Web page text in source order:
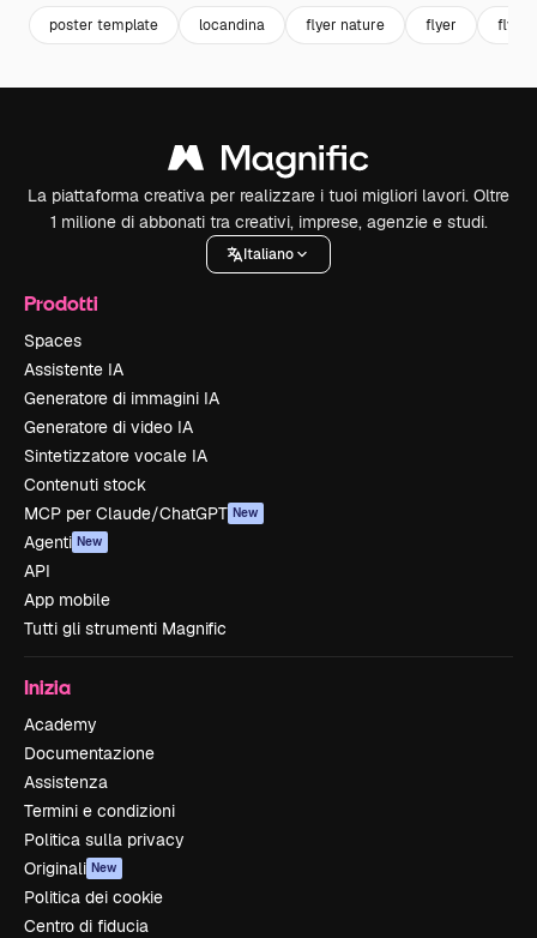
poster template locandina flyer nature flyer flyer
La piattaforma creativa per realizzare i tuoi migliori lavori. Oltre
1 milione di abbonati tra creativi, imprese, agenzie e studi.
Italiano
Prodotti
Spaces
Assistente IA
Generatore di immagini IA
Generatore di video IA
Sintetizzatore vocale IA
Contenuti stock
MCP per Claude/ChatGPT New
Agenti New
API
App mobile
Tutti gli strumenti Magnific
Inizia
Academy
Documentazione
Assistenza
Termini e condizioni
Politica sulla privacy
Originali New
Politica dei cookie
Centro di fiducia